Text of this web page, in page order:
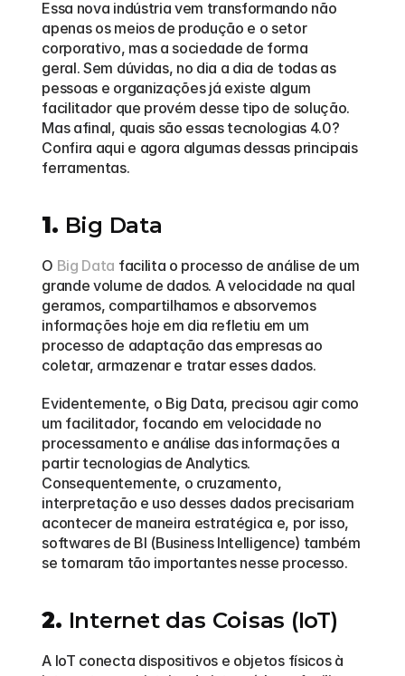
Essa nova indústria vem transformando não
apenas os meios de produção e o setor
corporativo, mas a sociedade de forma
geral. Sem dúvidas, no dia a dia de todas as
pessoas e organizações já existe algum
facilitador que provém desse tipo de solução.
Mas afinal, quais são essas tecnologias 4.0?
Confira aqui e agora algumas dessas principais
ferramentas.
1. Big Data
O Big Data facilita o processo de análise de um
grande volume de dados. A velocidade na qual
geramos, compartilhamos e absorvemos
informações hoje em dia refletiu em um
processo de adaptação das empresas ao
coletar, armazenar e tratar esses dados.
Evidentemente, o Big Data, precisou agir como
um facilitador, focando em velocidade no
processamento e análise das informações a
partir tecnologias de Analytics.
Consequentemente, o cruzamento,
interpretação e uso desses dados precisariam
acontecer de maneira estratégica e, por isso,
softwares de BI (Business Intelligence) também
se tornaram tão importantes nesse processo.
2. Internet das Coisas (IoT)
A IoT conecta dispositivos e objetos físicos à